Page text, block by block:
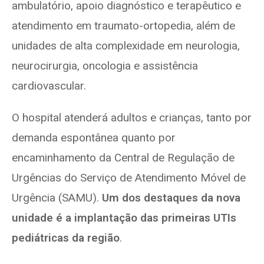
ambulatório, apoio diagnóstico e terapêutico e
atendimento em traumato-ortopedia, além de
unidades de alta complexidade em neurologia,
neurocirurgia, oncologia e assistência
cardiovascular.
O hospital atenderá adultos e crianças, tanto por
demanda espontânea quanto por
encaminhamento da Central de Regulação de
Urgências do Serviço de Atendimento Móvel de
Urgência (SAMU). Um dos destaques da nova
unidade é a implantação das primeiras UTIs
pediátricas da região.